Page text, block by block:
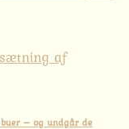
buer – og undgår de